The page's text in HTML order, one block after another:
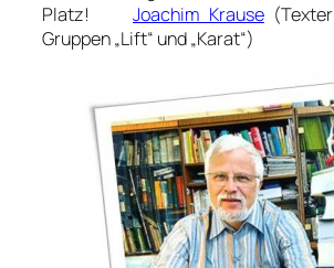
Platz!
Joachim Krause
Gruppen „Lift“ und „Karat“)